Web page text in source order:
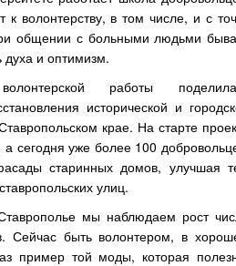
к волонтерству, в том числе, и с
общении с больными людьми
духа и оптимизм.
работы
исторической и
крае. На старте
а сегодня уже более 100
старинных домов, улучшая
улиц.
мы наблюдаем рост
Сейчас быть волонтером, в
пример той моды, которая